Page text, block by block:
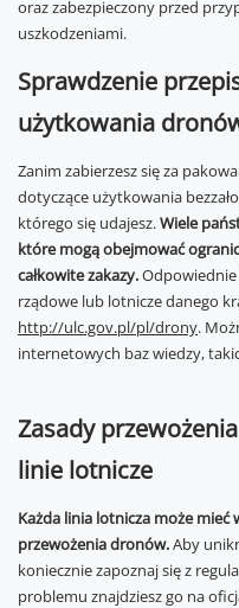
oraz zabezpieczony przed
uszkodzeniami.
Sprawdzenie
użytkowania
Zanim zabierzesz się za
dotyczące użytkowania
którego się udajesz.Wiele
które mogą obejmować
całkowite zakazy.
rządowe lub lotnicze danego
http://ulc.gov.pl/pl/drony.
internetowych baz wiedzy,
Zasady
linie lotnicze
Każda linia lotnicza może mieć
przewożenia dronów.Aby
koniecznie zapoznaj się z
problemu znajdziesz go na